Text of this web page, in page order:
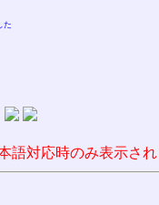
た
語対応時のみ表示さ